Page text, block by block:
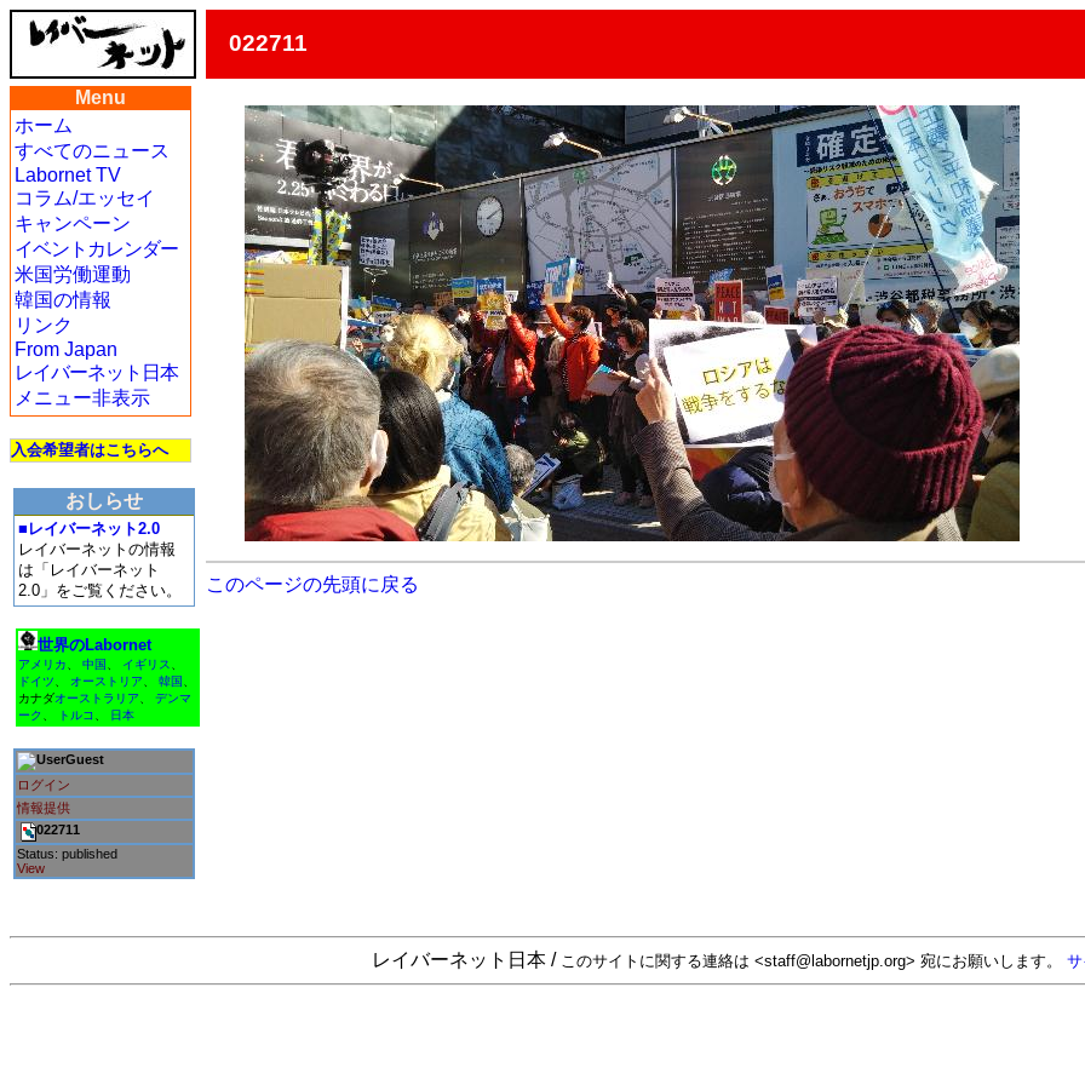
022711
Menu
ホーム
すべてのニュース
Labornet TV
コラム/エッセイ
キャンペーン
イベントカレンダー
米国労働運動
韓国の情報
リンク
From Japan
レイバーネット日本
メニュー非表示
入会希望者はこちらへ
おしらせ
■レイバーネット2.0
レイバーネットの情報
は「レイバーネット
2.0」をご覧ください。
世界のLabornet
アメリカ 中国 イギリス
ドイツ
オーストリア 韓国
カナダオーストラリア
デンマ
ーク
トルコ 日本
Guest
ログイン
情報提供
022711
Status: published
View
このページの先頭に戻る
レイバーネット日本 / このサイトに関する連絡は <staff@labornetjp.org> 宛にお願いします。